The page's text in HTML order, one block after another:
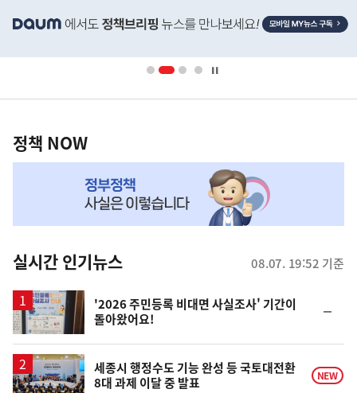
단
영
책
NOW,
뉴
스
정책 NOW
실시간 인기뉴스 08.07. 19:52 기준
'2026 주민등록 비대면 사실조사' 기간이
돌아왔어요!
일
세종시 행정수도 기능 완성 등 국토대전환
8대 과제 이달 중 발표
NEW